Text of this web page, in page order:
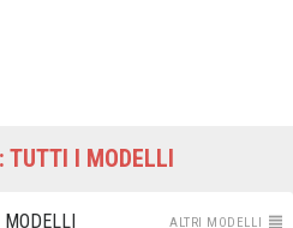
TUTTI I MODELLI
ALTRI MODELLI